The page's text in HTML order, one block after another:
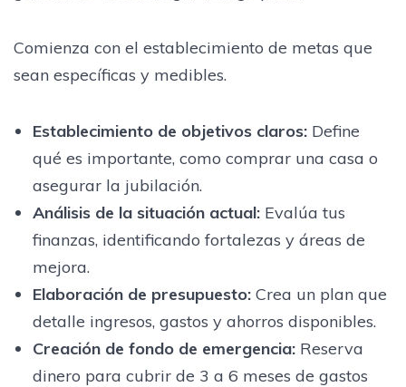
Comienza con el establecimiento de metas que
sean específicas y medibles.
Establecimiento de objetivos claros:Define
qué es importante, como comprar una casa o
asegurar la jubilación.
Análisis de la situación actual:Evalúa tus
finanzas, identificando fortalezas y áreas de
mejora.
Elaboración de presupuesto:Crea un plan que
detalle ingresos, gastos y ahorros disponibles.
Creación de fondo de emergencia:Reserva
dinero para cubrir de 3 a 6 meses de gastos